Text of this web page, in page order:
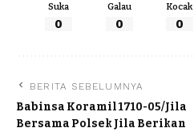
Suka
0
Galau
0
Kocak
0
BERITA SEBELUMNYA
Babinsa Koramil 1710-05/Jila
Bersama Polsek Jila Berikan